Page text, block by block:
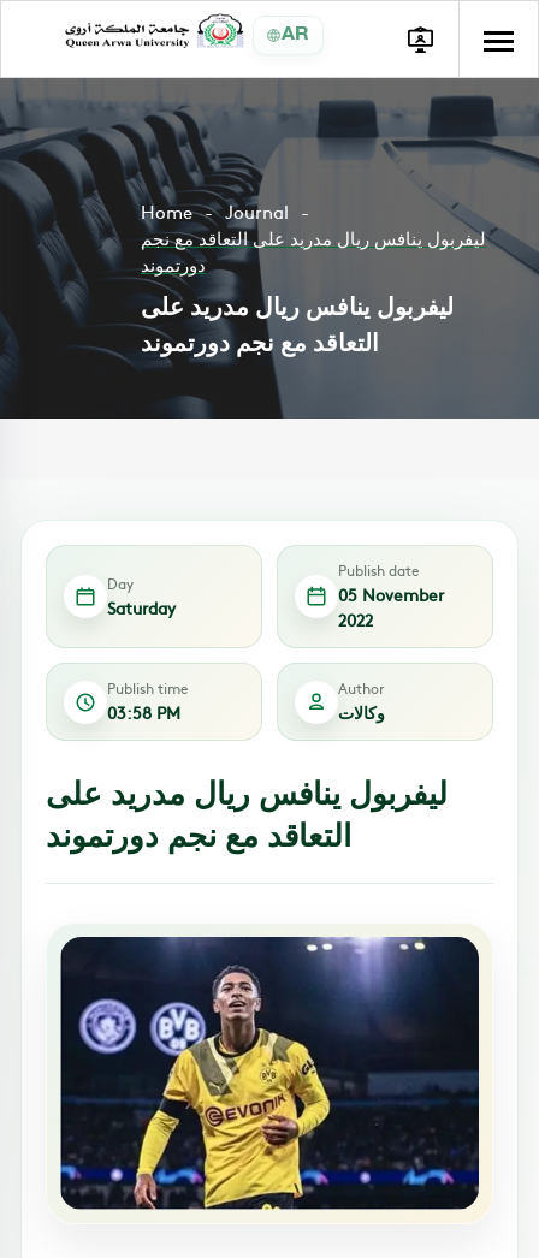
AR
Home
Journal
ليفربول ينافس ريال مدريد على التعاقد مع نجم
دورتموند
ليفربول ينافس ريال مدريد على
التعاقد مع نجم دورتموند
Day
Saturday
Publish date
05 November
2022
Publish time
03:58 PM
Author
وكالات
ليفربول ينافس ريال مدريد على
التعاقد مع نجم دورتموند